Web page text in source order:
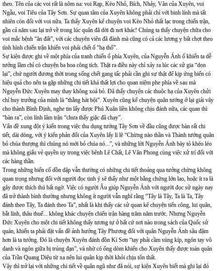
theo. Tên của các voi rất là nôm na: voi Rạp, Kèo Nhỏ, Bích, Nhảy, Vân của Xuyên, voi
Ngẫu, voi Tiêu của Tây Sơn. Sự quan tâm của Xuyên không phải chỉ với binh lính mà tất
nhiên còn đối với voi nữa. Ta thấy Xuyên kể chuyện voi Kèo Nhỏ thất lạc trong chiến trận,
gần cả năm sau lại trở về trong lúc quân đã dời đi nơi khác! Chúng ta thấy chuyện chữa cho
voi mắc bệnh “ăn đất”, với các chuyên viên đã đành mà cũng có cả các lương y bất chợt theo
tình hình chiến trận khiến voi phải chết ố “hạ thổ”.
Sự kiện được ghi về một phía của tranh chiến ố phía Xuyên, của Nguyễn Ánh ố khiến ta dễ
tưởng lầm chỉ có chuyện ba hoa công tích. Thật ra điều này chỉ xảy ra lúc các sử gia “dọn
lại”, chứ người đương thời trong sống chết gang tấc phải cần ghi sự thật để kịp ứng biến có
hiệu quả cho nên ta gặp những chi tiết khá thất lợi cho quan niệm phe phía về sau mà
Nguyễn Đức Xuyên may thay không xoá bỏ. Đã thấy chuyện các thuộc hạ của Xuyên chửi
chỉ huy trưởng của mình là “thằng hát bội”. Xuyên cũng kể chuyện quân tướng ở lại giải vây
cho thành Bình Định, nghe tin lấy được Phú Xuân liền không chịu đánh nữa, các quan thì
“bàn ra”, còn lính lâm trận “chưa thấy giặc đã chạy”.
Vấn đề xung đột ý kiến trong việc thu dụng tướng Tây Sơn về đầu cũng được bàn rất chi
tiết, dài dòng, với ý kiến phản đối của Xuyên lấy lí lẽ “Chừng nào thần và Thành tướng quân
bỏ chúa thượng thì chúng nó mới bỏ chúa nó...”, và những lời Nguyễn Ánh bày tỏ khéo léo
mà không giấu vẻ quyền uy trong việc bênh Lê Chất, Lê Văn Phong cùng việc xử trí đối với
các hàng thần.
Trong những biến cố dồn dập vẫn thường có những chi tiết thoảng qua tưởng chừng không
quan trọng nhưng đối với người đọc tinh ý sẽ thấy như một bằng chứng lớn lao, hoặc ít ra là
gây được thích thú bất ngờ. Việc có người Âu giúp Nguyễn Ánh với người đọc sử ngày nay
đã trở thành bình thường nhưng không ít người vẫn nghĩ rằng “Tây là Tây, Ta là Ta, Tây
đánh theo Tây, Ta đánh theo Ta”, nhất là khi thấy các sử quan kể chuyện tiến công, lui quân,
bắt lính, thâu thuế... không khác chuyện chiến trận hàng trăm năm trước. Nhưng Nguyễn
Đức Xuyên cho một chi tiết không thấy tương tự ở bất cứ nơi nào trong sách của Quốc sử
quán, khiến ta phải đặt vấn đề ảnh hưởng Tây Phương đối với quân Nguyễn Ánh sâu đậm
hơn là ta tưởng. Đó là chuyện Xuyên đánh đồn Kì Sơn “tay phải cầm súng kíp, ngón tay vô
danh và ngón giữa bị trúng đạn”, và nhờ có ống dòm khiến cho Xuyên thấy được toán quân
của Trần Quang Diệu từ xa nên lui quân kịp thời khỏi chịu tổn thất.
Vậy thì trở lại với những chi tiết về quân ngũ như đã nói, sự kiện Xuyên biết mà ghi lại đó